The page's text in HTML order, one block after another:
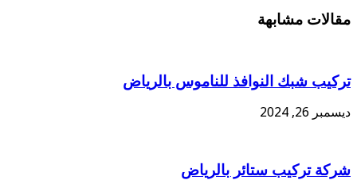
مقالات مشابهة
تركيب شبك النوافذ للناموس بالرياض
ديسمبر 26, 2024
شركة تركيب ستائر بالرياض